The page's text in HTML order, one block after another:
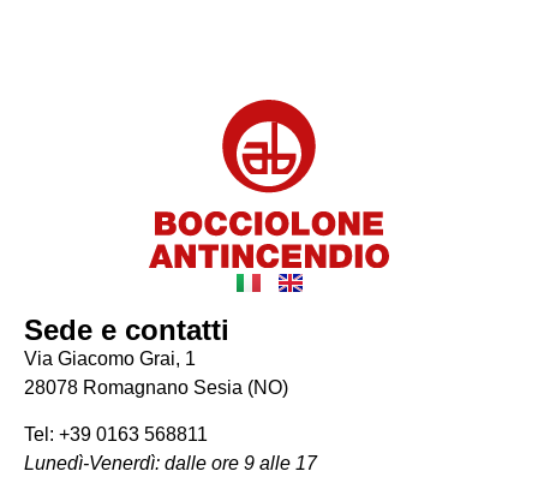
Sede e contatti
Via Giacomo Grai, 1
28078 Romagnano Sesia (NO)
Tel: +39 0163 568811
Lunedì-Venerdì: dalle ore 9 alle 17